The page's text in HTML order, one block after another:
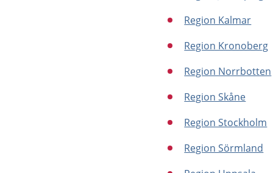
Region Kalmar
Region Kronoberg
Region Norrbotten
Region Skåne
Region Stockholm
Region Sörmland